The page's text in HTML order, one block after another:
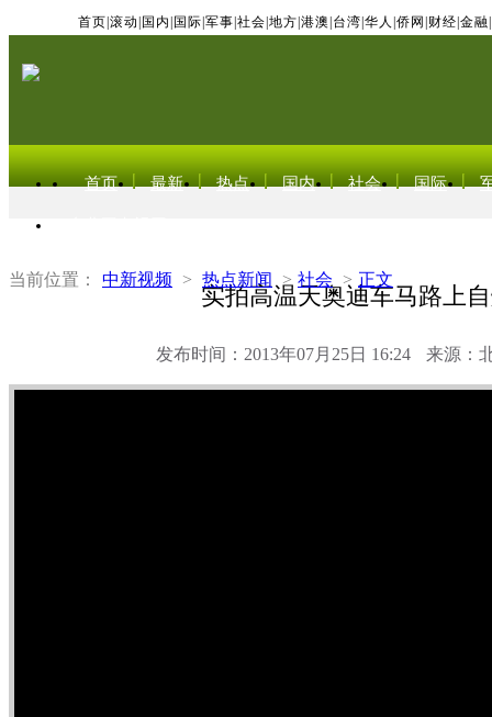
首页 滚动 国内 国际 军事 社会 地方 港澳 台湾 华人 侨网 财经 金融
首页 最新 热点 国内 社会 国际
当前位置： 中新视频 > 热点新闻 > 社会 > 正文
实拍高温天奥迪车马路上
发布时间：2013年07月25日 16:24 来源：